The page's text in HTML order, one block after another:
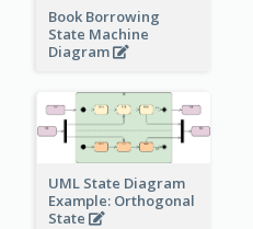
Book Borrowing
State Machine
Diagram
UML State Diagram
Example: Orthogonal
State